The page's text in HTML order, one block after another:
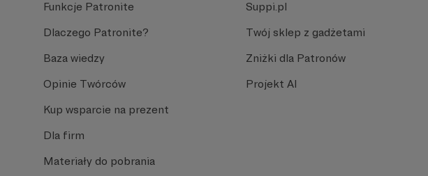
Funkcje Patronite
Dlaczego Patronite?
Baza wiedzy
Opinie Twórców
Kup wsparcie na prezent
Dla firm
Materiały do pobrania
Suppi.pl
Twój sklep z gadżetami
Zniżki dla Patronów
Projekt AI